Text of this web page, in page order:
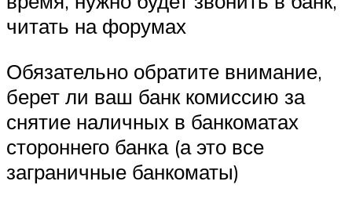
читать на форумах
Обязательно обратите внимание,
берет ли ваш банк комиссию за
снятие наличных в банкоматах
стороннего банка (а это все
заграничные банкоматы)